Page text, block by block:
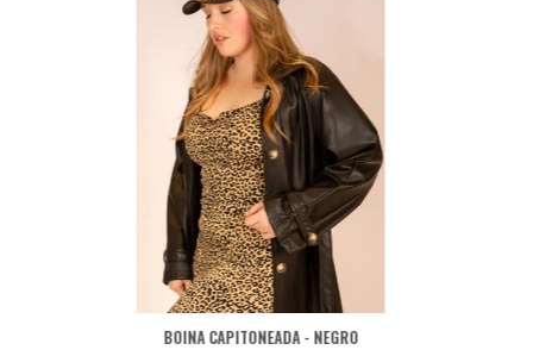
BOINA CAPITONEADA - NEGRO